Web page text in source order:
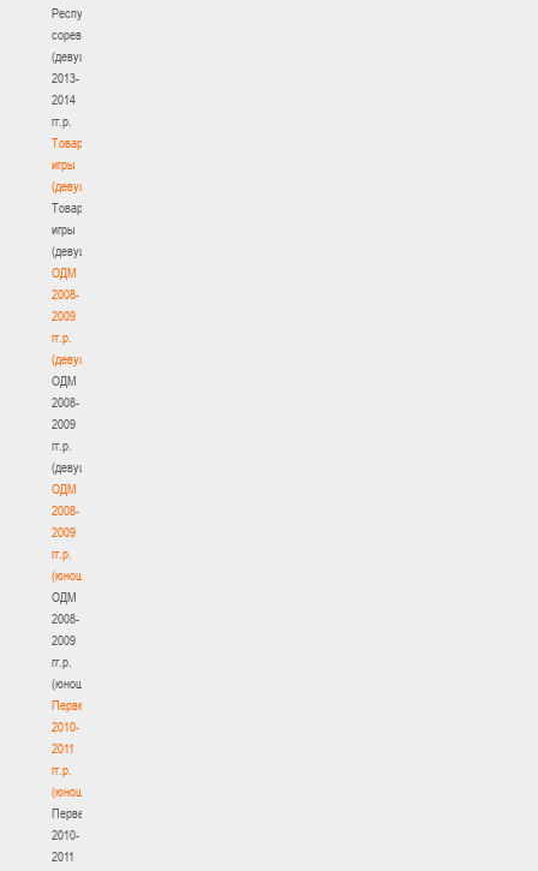
Республиканские
соревнования
(девушки)
2013-
2014
гг.р.
Товарищеские
игры
(девушки)
Товарищеские
игры
(девушки)
ОДМ
2008-
2009
гг.р.
(девушки)
ОДМ
2008-
2009
гг.р.
(девушки)
ОДМ
2008-
2009
гг.р.
(юноши)
ОДМ
2008-
2009
гг.р.
(юноши)
Первенство
2010-
2011
гг.р.
(юноши)
Первенство
2010-
2011